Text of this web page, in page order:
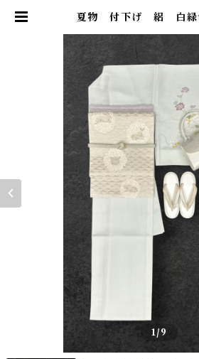
夏物 付下げ 絽 白緑
32 | 着物 ひょうた
1/9